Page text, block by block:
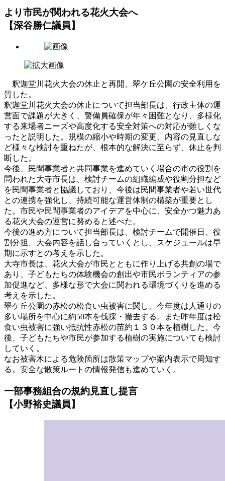
より市民が関われる花火大会へ
【深谷勝仁議員】
釈迦堂川花火大会の休止と再開、翠ケ丘公園の安全利用を
質した。
釈迦堂川花火大会の休止について担当部長は、行政主体の運
営面で課題が大きく、警備員確保が年々困難となり、多様化
する来場者ニーズや高度化する安全対策への対応が難しくな
ったと説明した。規模の縮小や時期の変更、内容の見直しな
ど様々な検討を重ねたが、根本的な解決に至らず、休止を判
断した。
今後、民間事業者と共同事業を進めていく場合の市の役割を
問われた大寺市長は、検討チームの組織編成や役割分担など
を民間事業者と協議しており、今後は民間事業者や若い世代
との連携を強化し、持続可能な運営体制の構築が重要とし
た。市民や民間事業者のアイデアを中心に、安全かつ魅力あ
る花火大会の運営に努めると述べた。
今後の進め方について担当部長は、検討チームで開催日、役
割分担、大会内容を話し合っていくとし、スケジュールは早
期に示すとの考えを示した。
大寺市長は、花火大会が市民とともに作り上げる共創の場で
あり、子どもたちの体験機会の創出や市民ボランティアの参
加促進など、多様な形で大会に関われる環境づくりを進める
考えを示した。
翠ケ丘公園の赤松の松食い虫被害に関し、今年度は人通りの
多い場所を中心に約50本を伐採・撤去する。また昨年度は松
食い虫被害に強い抵抗性赤松の苗約１３０本を植樹した。今
後、子どもたちや市民が参加する植樹の実施についても検討
していく。
なお被害木による危険箇所は散策マップや案内表示で周知す
る。安全な散策ルートの情報発信も進めていく。
一部事務組合の規約見直し提言
【小野裕史議員】